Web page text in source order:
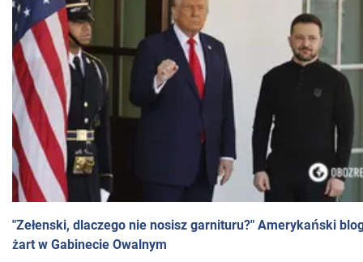
"Zełenski, dlaczego nie nosisz garnituru?" Amerykański
żart w Gabinecie Owalnym